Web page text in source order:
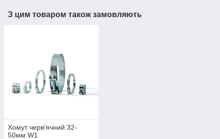
З цим товаром також замовляють
Хомут черв'ячний 32-
50мм W1